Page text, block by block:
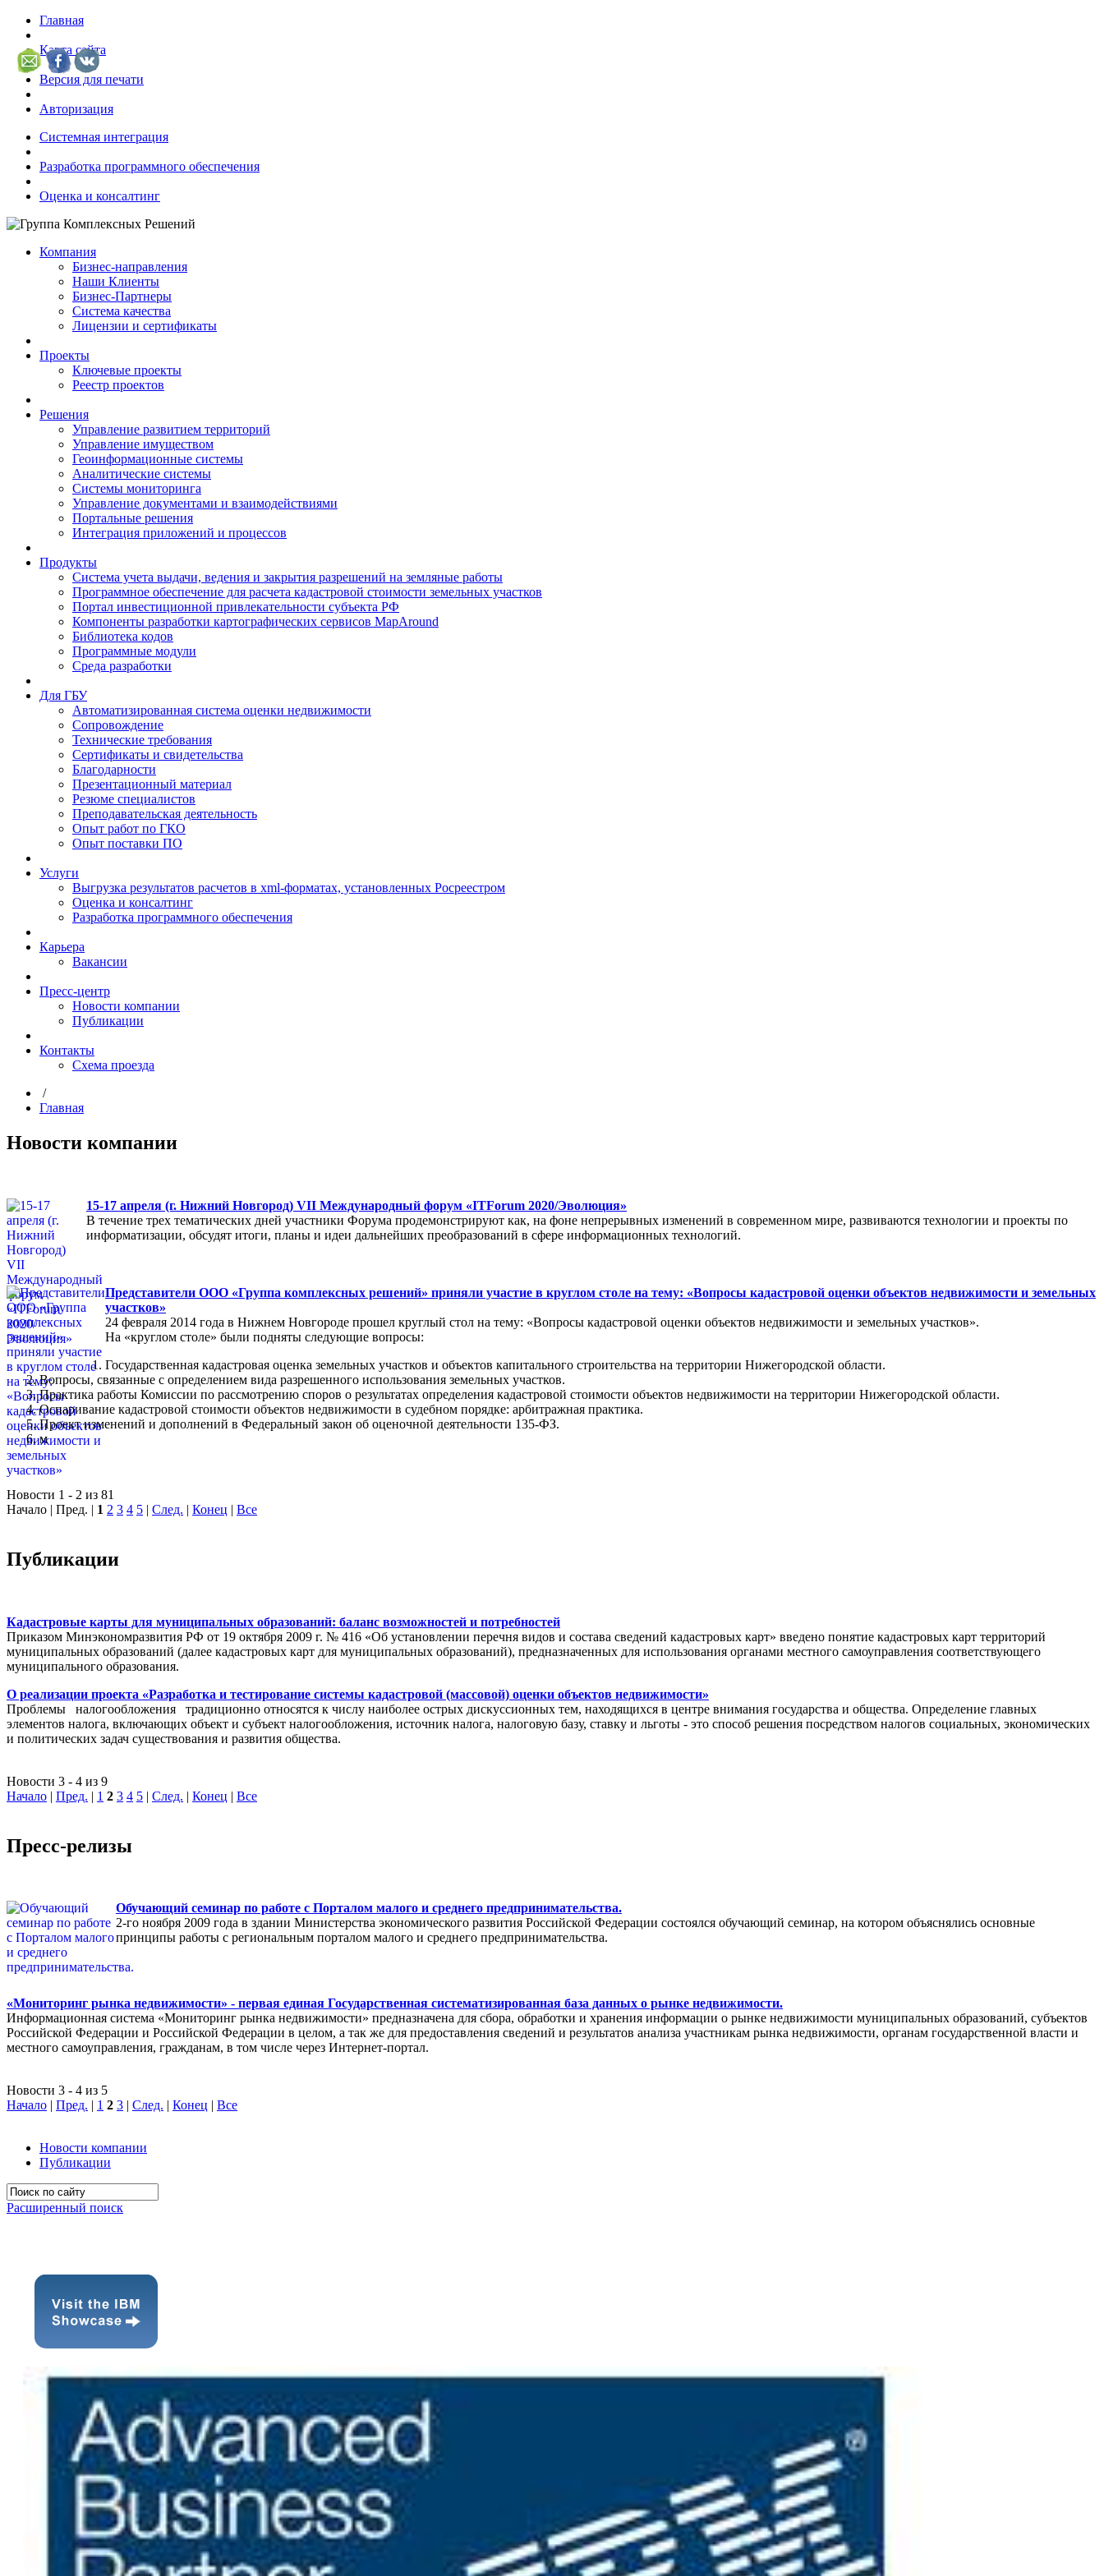
Главная
Карта сайта
Версия для печати
Авторизация
Системная интеграция
Разработка программного обеспечения
Оценка и консалтинг
Компания
Бизнес-направления
Наши Клиенты
Бизнес-Партнеры
Система качества
Лицензии и сертификаты
Проекты
Ключевые проекты
Реестр проектов
Решения
Управление развитием территорий
Управление имуществом
Геоинформационные системы
Аналитические системы
Системы мониторинга
Управление документами и взаимодействиями
Портальные решения
Интеграция приложений и процессов
Продукты
Система учета выдачи, ведения и закрытия разрешений на земляные работы
Программное обеспечение для расчета кадастровой стоимости земельных участков
Портал инвестиционной привлекательности субъекта РФ
Компоненты разработки картографических сервисов MapAround
Библиотека кодов
Программные модули
Среда разработки
Для ГБУ
Автоматизированная система оценки недвижимости
Сопровождение
Технические требования
Сертификаты и свидетельства
Благодарности
Презентационный материал
Резюме специалистов
Преподавательская деятельность
Опыт работ по ГКО
Опыт поставки ПО
Услуги
Выгрузка результатов расчетов в xml-форматах, установленных Росреестром
Оценка и консалтинг
Разработка программного обеспечения
Карьера
Вакансии
Пресс-центр
Новости компании
Публикации
Контакты
Схема проезда
/
Главная
Новости компании
15-17 апреля (г. Нижний Новгород) VII Международный форум «ITForum 2020/Эволюция»
В течение трех тематических дней участники Форума продемонстрируют как, на фоне непрерывных изменений в современном мире, развиваются технологии и проекты по
информатизации, обсудят итоги, планы и идеи дальнейших преобразований в сфере информационных технологий.
Представители ООО «Группа комплексных решений» приняли участие в круглом столе на тему: «Вопросы кадастровой оценки объектов недвижимости и земельных
участков»
24 февраля 2014 года в Нижнем Новгороде прошел круглый стол на тему: «Вопросы кадастровой оценки объектов недвижимости и земельных участков».
На «круглом столе» были подняты следующие вопросы:
Государственная кадастровая оценка земельных участков и объектов капитального строительства на территории Нижегородской области.
Вопросы, связанные с определением вида разрешенного использования земельных участков.
Практика работы Комиссии по рассмотрению споров о результатах определения кадастровой стоимости объектов недвижимости на территории Нижегородской области.
Оспаривание кадастровой стоимости объектов недвижимости в судебном порядке: арбитражная практика.
Проект изменений и дополнений в Федеральный закон об оценочной деятельности 135-ФЗ.
м
Новости 1 - 2 из 81
Начало | Пред. | 1 2 3 4 5 | След. | Конец | Все
Публикации
Кадастровые карты для муниципальных образований: баланс возможностей и потребностей
Приказом Минэкономразвития РФ от 19 октября 2009 г. № 416 «Об установлении перечня видов и состава сведений кадастровых карт» введено понятие кадастровых карт территорий
муниципальных образований (далее кадастровых карт для муниципальных образований), предназначенных для использования органами местного самоуправления соответствующего
муниципального образования.
О реализации проекта «Разработка и тестирование системы кадастровой (массовой) оценки объектов недвижимости»
Проблемы налогообложения традиционно относятся к числу наиболее острых дискуссионных тем, находящихся в центре внимания государства и общества. Определение главных
элементов налога, включающих объект и субъект налогообложения, источник налога, налоговую базу, ставку и льготы - это способ решения посредством налогов социальных, экономических
и политических задач существования и развития общества.
Новости 3 - 4 из 9
Начало | Пред. | 1 2 3 4 5 | След. | Конец | Все
Пресс-релизы
Обучающий семинар по работе с Порталом малого и среднего предпринимательства.
2-го ноября 2009 года в здании Министерства экономического развития Российской Федерации состоялся обучающий семинар, на котором объяснялись основные
принципы работы с региональным порталом малого и среднего предпринимательства.
«Мониторинг рынка недвижимости» - первая единая Государственная систематизированная база данных о рынке недвижимости.
Информационная система «Мониторинг рынка недвижимости» предназначена для сбора, обработки и хранения информации о рынке недвижимости муниципальных образований, субъектов
Российской Федерации и Российской Федерации в целом, а так же для предоставления сведений и результатов анализа участникам рынка недвижимости, органам государственной власти и
местного самоуправления, гражданам, в том числе через Интернет-портал.
Новости 3 - 4 из 5
Начало | Пред. | 1 2 3 | След. | Конец | Все
Новости компании
Публикации
Расширенный поиск